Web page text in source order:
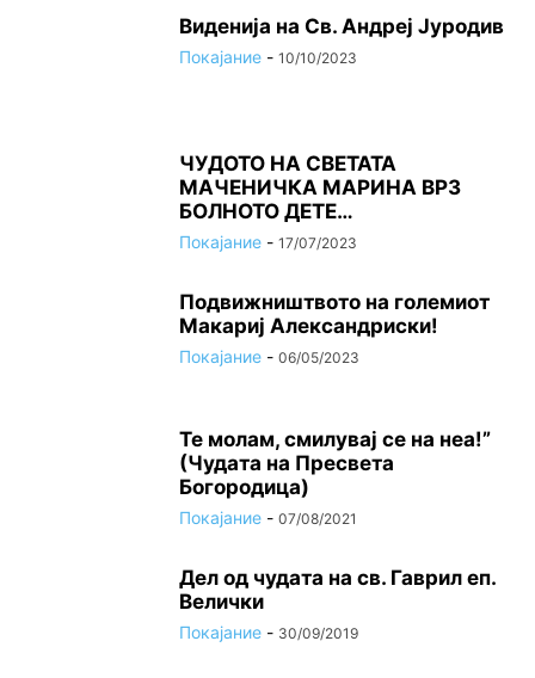
Виденија на Св. Андреј Јуродив
Покајание - 10/10/2023
ЧУДОТО НА СВЕТАТА
МАЧЕНИЧКА МАРИНА ВРЗ
БОЛНОТО ДЕТЕ…
Покајание - 17/07/2023
Подвижништвото на големиот
Макариј Александриски!
Покајание - 06/05/2023
Те молам, смилувај се на неа!”
(Чудата на Пресвета
Богородица)
Покајание - 07/08/2021
Дел од чудата на св. Гаврил еп.
Велички
Покајание - 30/09/2019